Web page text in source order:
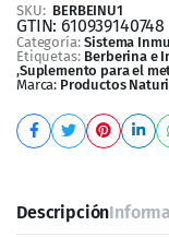
SKU: BERBEINU1
GTIN: 610939140748
Categoría: Sistema
Etiquetas: Berberina e
,Suplemento para el
Marca: Productos
Descripción